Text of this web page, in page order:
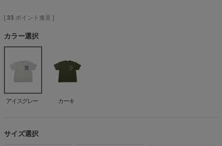
[33 ポイント進呈 ]
カラー選択
アイスグレー カーキ
サイズ選択